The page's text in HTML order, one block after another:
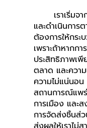
และดำเนินการ
ต้องการให้กร
เพราะถ้าหากก
ประสิทธิภาพเ
ตลาด และควา
ความไม่แน่นอ
สถานการณ์แพ
การเมือง และ
การจัดส่งชิ้นส่